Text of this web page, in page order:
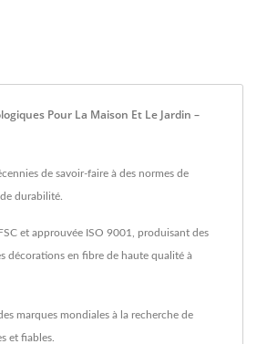
Pour La Maison Et Le Jardin –
de savoir-faire à des normes de
durabilité.
et approuvée ISO 9001, produisant des
décorations en fibre de haute qualité à
marques mondiales à la recherche de
et fiables.